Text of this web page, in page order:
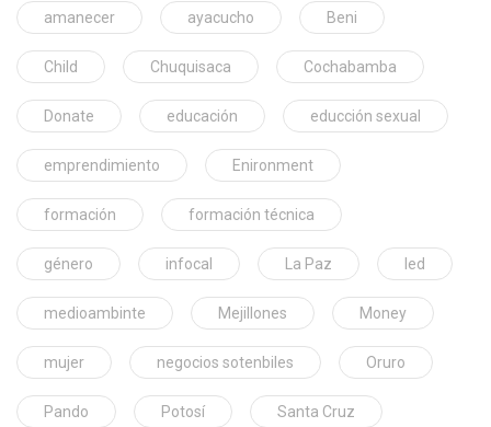
amanecer ayacucho Beni
Child Chuquisaca Cochabamba
Donate educación educción sexual
emprendimiento Enironment
formación formación técnica
género infocal La Paz led
medioambinte Mejillones Money
mujer negocios sotenbiles Oruro
Pando Potosí Santa Cruz